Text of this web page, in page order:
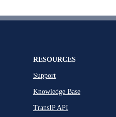
RESOURCES
Support
Knowledge Base
TransIP API